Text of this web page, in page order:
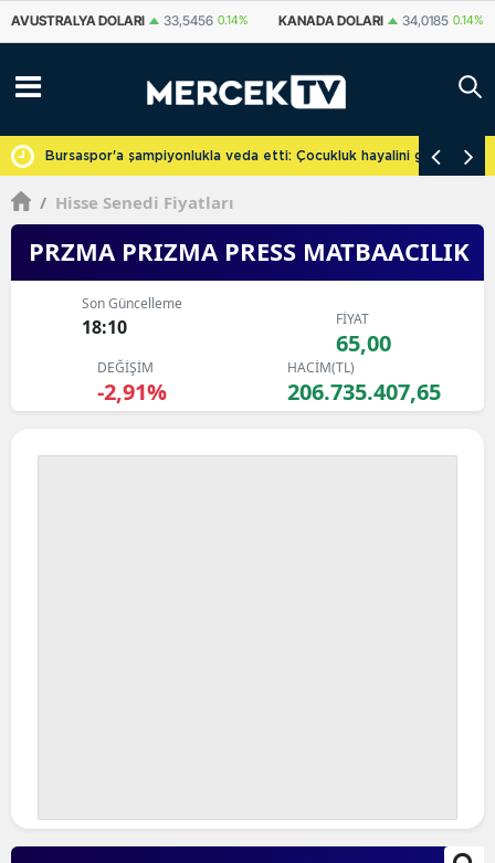
KANADA DOLARI 34,0185 0.14% İSVIÇRE FRANKI 58,7432 0.25%
Bursaspor'a şampiyonlukla veda etti: Çocukluk hayalini
/ Hisse Senedi Fiyatları
PRZMA PRIZMA PRESS MATBAACILIK
Son Güncelleme
18:10 FİYAT
65,00
DEĞİŞİM
-2,91%
HACİM(TL)
206.735.407,65